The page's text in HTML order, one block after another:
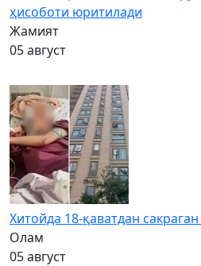
ҳисоботи юритилади
Жамият
05 август
Хитойда 18-қаватдан
Олам
05 август